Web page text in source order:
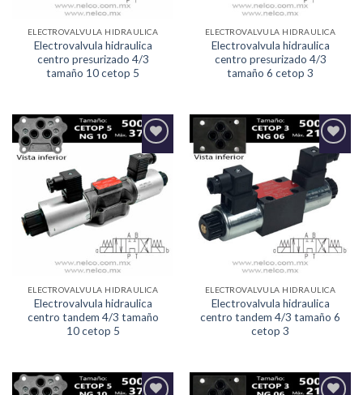
ELECTROVALVULA HIDRAULICA
Electrovalvula hidraulica
centro presurizado 4/3
tamaño 10 cetop 5
ELECTROVALVULA HIDRAULICA
Electrovalvula hidraulica
centro presurizado 4/3
tamaño 6 cetop 3
Agregar
a la
Lista de
deseos
ELECTROVALVULA HIDRAULICA
Electrovalvula hidraulica
centro tandem 4/3 tamaño
10 cetop 5
Agregar
a la
Lista de
deseos
ELECTROVALVULA HIDRAULICA
Electrovalvula hidraulica
centro tandem 4/3 tamaño 6
cetop 3